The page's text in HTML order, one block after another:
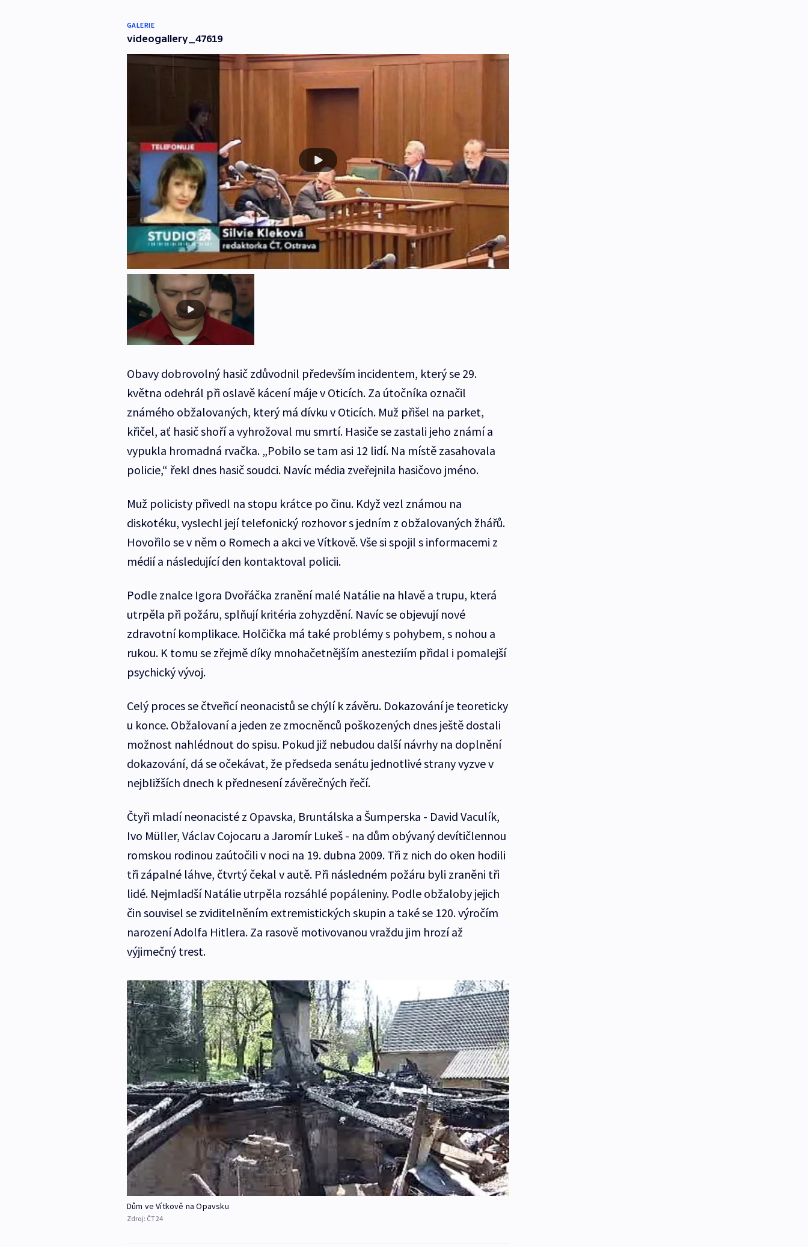
GALERIE
videogallery_47619
Obavy dobrovolný hasič zdůvodnil především incidentem, který se 29.
května odehrál při oslavě kácení máje v Oticích. Za útočníka označil
známého obžalovaných, který má dívku v Oticích. Muž přišel na parket,
křičel, ať hasič shoří a vyhrožoval mu smrtí. Hasiče se zastali jeho známí a
vypukla hromadná rvačka. „Pobilo se tam asi 12 lidí. Na místě zasahovala
policie,“ řekl dnes hasič soudci. Navíc média zveřejnila hasičovo jméno.
Muž policisty přivedl na stopu krátce po činu. Když vezl známou na
diskotéku, vyslechl její telefonický rozhovor s jedním z obžalovaných žhářů.
Hovořilo se v něm o Romech a akci ve Vítkově. Vše si spojil s informacemi z
médií a následující den kontaktoval policii.
Podle znalce Igora Dvořáčka zranění malé Natálie na hlavě a trupu, která
utrpěla při požáru, splňují kritéria zohyzdění. Navíc se objevují nové
zdravotní komplikace. Holčička má také problémy s pohybem, s nohou a
rukou. K tomu se zřejmě díky mnohačetnějším anesteziím přidal i pomalejší
psychický vývoj.
Celý proces se čtveřicí neonacistů se chýlí k závěru. Dokazování je teoreticky
u konce. Obžalovaní a jeden ze zmocněnců poškozených dnes ještě dostali
možnost nahlédnout do spisu. Pokud již nebudou další návrhy na doplnění
dokazování, dá se očekávat, že předseda senátu jednotlivé strany vyzve v
nejbližších dnech k přednesení závěrečných řečí.
Čtyři mladí neonacisté z Opavska, Bruntálska a Šumperska - David Vaculík,
Ivo Müller, Václav Cojocaru a Jaromír Lukeš - na dům obývaný devítičlennou
romskou rodinou zaútočili v noci na 19. dubna 2009. Tři z nich do oken hodili
tři zápalné láhve, čtvrtý čekal v autě. Při následném požáru byli zraněni tři
lidé. Nejmladší Natálie utrpěla rozsáhlé popáleniny. Podle obžaloby jejich
čin souvisel se zviditelněním extremistických skupin a také se 120. výročím
narození Adolfa Hitlera. Za rasově motivovanou vraždu jim hrozí až
výjimečný trest.
Dům ve Vítkově na Opavsku
Zdroj: ČT24